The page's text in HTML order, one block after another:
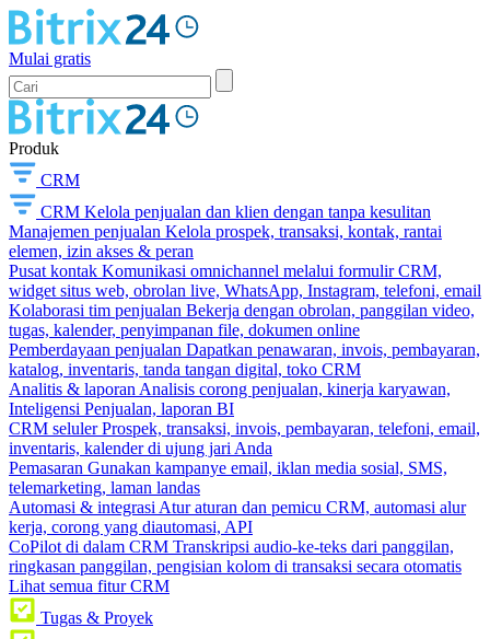
Mulai gratis
Produk
CRM
CRM Kelola penjualan dan klien dengan tanpa kesulitan
Manajemen penjualan Kelola prospek, transaksi, kontak, rantai
elemen, izin akses & peran
Pusat kontak Komunikasi omnichannel melalui formulir CRM,
widget situs web, obrolan live, WhatsApp, Instagram, telefoni, email
Kolaborasi tim penjualan Bekerja dengan obrolan, panggilan video,
tugas, kalender, penyimpanan file, dokumen online
Pemberdayaan penjualan Dapatkan penawaran, invois, pembayaran,
katalog, inventaris, tanda tangan digital, toko CRM
Analitis & laporan Analisis corong penjualan, kinerja karyawan,
Inteligensi Penjualan, laporan BI
CRM seluler Prospek, transaksi, invois, pembayaran, telefoni, email,
inventaris, kalender di ujung jari Anda
Pemasaran Gunakan kampanye email, iklan media sosial, SMS,
telemarketing, laman landas
Automasi & integrasi Atur aturan dan pemicu CRM, automasi alur
kerja, corong yang diautomasi, API
CoPilot di dalam CRM Transkripsi audio-ke-teks dari panggilan,
ringkasan panggilan, pengisian kolom di transaksi secara otomatis
Lihat semua fitur CRM
Tugas & Proyek